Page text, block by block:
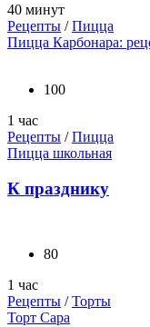
40 минут
Рецепты /Пицца
Пицца Карбонара:
100
1 час
Рецепты /Пицца
Пицца школьная
К празднику
80
1 час
Рецепты /Торты
Торт Сара